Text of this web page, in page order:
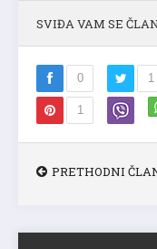
SVIĐA VAM SE
0 1
1
PRETHODNI